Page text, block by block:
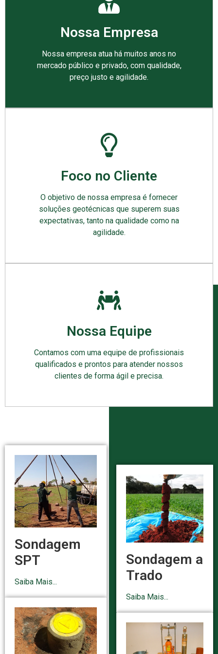
Nossa Empresa
Nossa empresa atua há muitos anos no
mercado público e privado, com qualidade,
preço justo e agilidade.
Foco no Cliente
O objetivo de nossa empresa é fornecer
soluções geotécnicas que superem suas
expectativas, tanto na qualidade como na
agilidade.
Nossa Equipe
Contamos com uma equipe de profissionais
qualificados e prontos para atender nossos
clientes de forma ágil e precisa.
Sondagem
SPT
Saiba Mais...
Sondagem a
Trado
Saiba Mais...